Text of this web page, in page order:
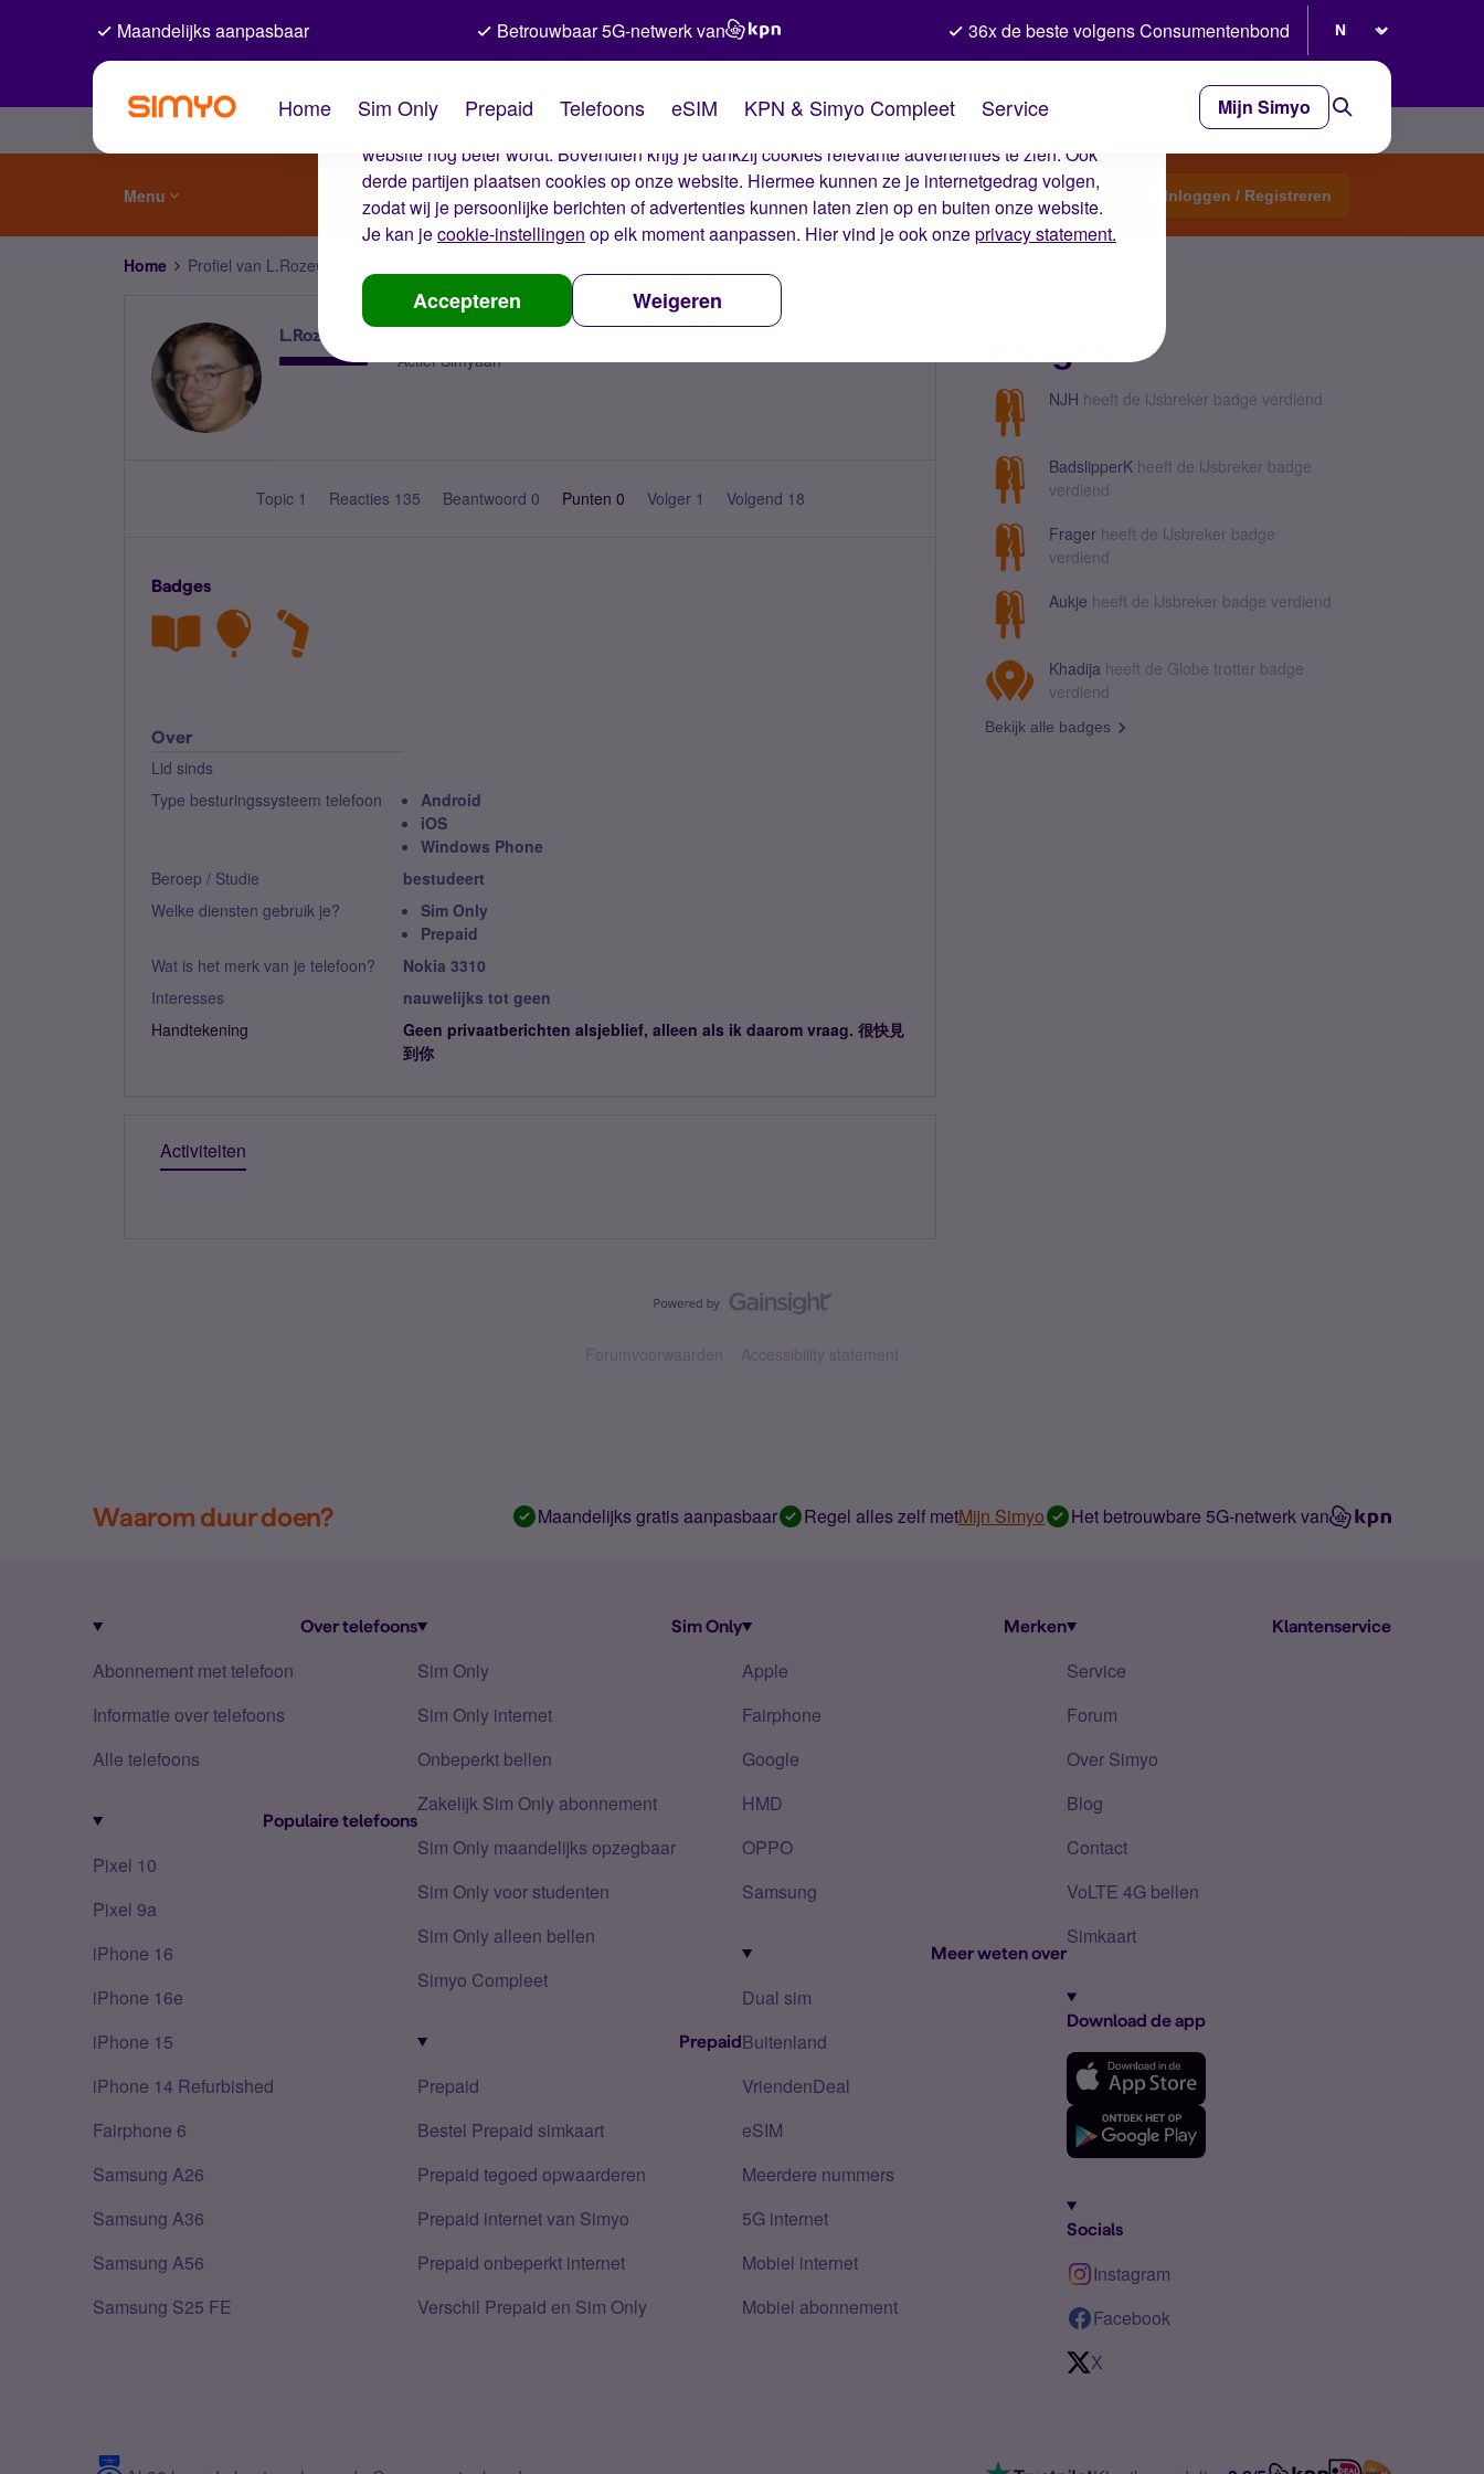
De cookies van Simyo
Wij gebruiken cookies op onze website. Met deze cookies zorgen wij ervoor dat je ervaring op de
website nog beter wordt. Bovendien krijg je dankzij cookies relevante advertenties te zien. Ook
derde partijen plaatsen cookies op onze website. Hiermee kunnen ze je internetgedrag volgen,
zodat wij je persoonlijke berichten of advertenties kunnen laten zien op en buiten onze website.
Je kan jecookie-instellingen op elk moment aanpassen. Hier vind je ook onzeprivacy statement.
Accepteren Weigeren
Maandelijks aanpasbaar Betrouwbaar 5G-netwerk van 36x de beste volgens Consumentenbond
Home Sim Only Prepaid Telefoons eSIM KPN & Simyo Compleet Service Mijn Simyo
Menu Start een topic Inloggen / Registreren
Home Profiel van L.Rozewater
L.Rozewater
Actief Simyaan
Topic 1 Reacties 135 Beantwoord 0 Punten 0 Volger 1 Volgend 18
Badges
Over
Lid sinds
Type besturingssysteem telefoon
Android
iOS
Windows Phone
Beroep / Studie
bestudeert
Welke diensten gebruik je?
Sim Only
Prepaid
Wat is het merk van je telefoon?
Nokia 3310
Interesses
nauwelijks tot geen
Handtekening
Geen privaatberichten alsjeblief, alleen als ik daarom vraag. 很快見
到你
Activiteiten
NJH heeft de IJsbreker badge verdiend
BadslipperK heeft de IJsbreker badge
verdiend
Frager heeft de IJsbreker badge
verdiend
Aukje heeft de IJsbreker badge verdiend
Khadija heeft de Globe trotter badge
verdiend
Bekijk alle badges
Forumvoorwaarden Accessibility statement
Waarom duur doen? Maandelijks gratis aanpasbaar Regel alles zelf metMijn Simyo Het betrouwbare 5G-netwerk van
Over telefoons
Abonnement met telefoon
Informatie over telefoons
Alle telefoons
Populaire telefoons
Pixel 10
Pixel 9a
iPhone 16
iPhone 16e
iPhone 15
iPhone 14 Refurbished
Fairphone 6
Samsung A26
Samsung A36
Samsung A56
Samsung S25 FE
Sim Only
Sim Only
Sim Only internet
Onbeperkt bellen
Zakelijk Sim Only abonnement
Sim Only maandelijks opzegbaar
Sim Only voor studenten
Sim Only alleen bellen
Simyo Compleet
Prepaid
Prepaid
Bestel Prepaid simkaart
Prepaid tegoed opwaarderen
Prepaid internet van Simyo
Prepaid onbeperkt internet
Verschil Prepaid en Sim Only
Merken
Apple
Fairphone
Google
HMD
OPPO
Samsung
Meer weten over
Dual sim
Buitenland
VriendenDeal
eSIM
Meerdere nummers
5G internet
Mobiel internet
Mobiel abonnement
Klantenservice
Service
Forum
Over Simyo
Blog
Contact
VoLTE 4G bellen
Simkaart
Download de app
Socials
Instagram
Facebook
X